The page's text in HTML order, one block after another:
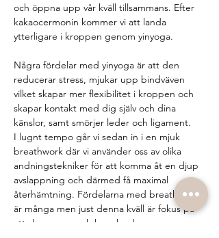
och öppna upp vår kväll tillsammans. Efter
kakaocermonin kommer vi att landa
ytterligare i kroppen genom yinyoga.
Några fördelar med yinyoga är att den
reducerar stress, mjukar upp bindväven
vilket skapar mer flexibilitet i kroppen och
skapar kontakt med dig själv och dina
känslor, samt smörjer leder och ligament.
I lugnt tempo går vi sedan in i en mjuk
breathwork där vi använder oss av olika
andningstekniker för att komma åt en djup
avslappning och därmed få maximal
återhämtning. Fördelarna med breathwork
är många men just denna kväll är fokus på
att slappna av och bara landa.